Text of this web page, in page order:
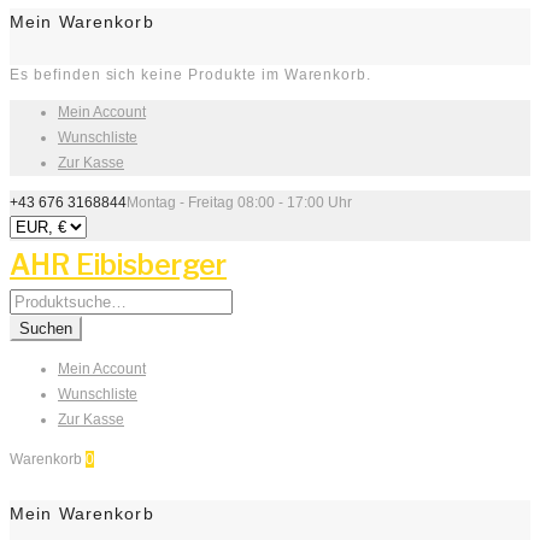
Mein Warenkorb
Es befinden sich keine Produkte im Warenkorb.
Mein Account
Wunschliste
Zur Kasse
+43 676 3168844Montag - Freitag 08:00 - 17:00 Uhr
AHR Eibisberger
Search
for:
Suchen
Mein Account
Wunschliste
Zur Kasse
Warenkorb 0
Mein Warenkorb